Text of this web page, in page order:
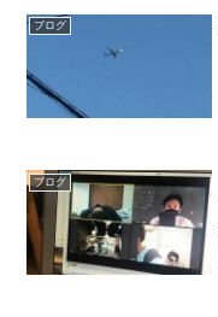
ブログ
ブログ